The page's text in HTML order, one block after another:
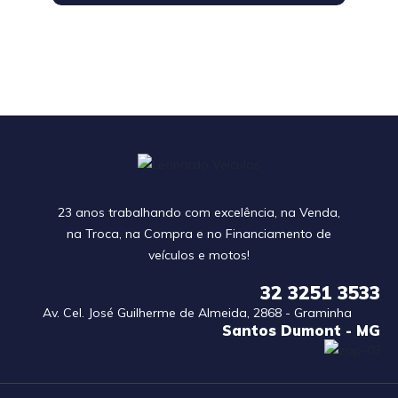
23 anos trabalhando com excelência, na Venda,
na Troca, na Compra e no Financiamento de
veículos e motos!
32 3251 3533
Av. Cel. José Guilherme de Almeida, 2868 - Graminha
Santos Dumont - MG